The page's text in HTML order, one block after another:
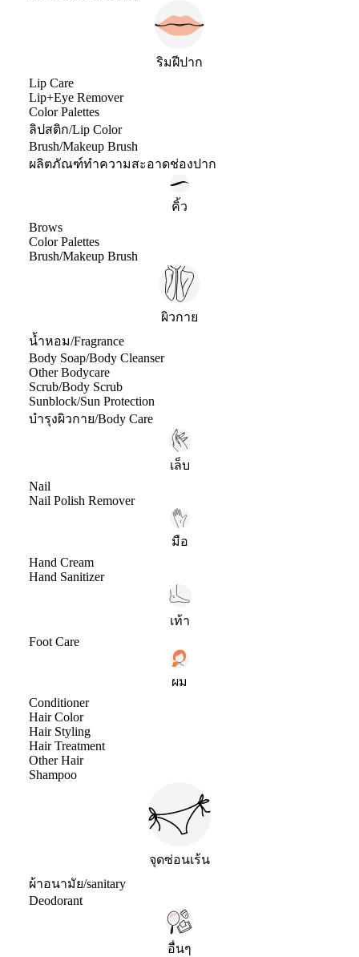
ริมฝีปาก
Lip Care
Lip+Eye Remover
Color Palettes
ลิปสติก/Lip Color
Brush/Makeup Brush
ผลิตภัณฑ์ทำความสะอาดช่องปาก
คิ้ว
Brows
Color Palettes
Brush/Makeup Brush
ผิวกาย
น้ำหอม/Fragrance
Body Soap/Body Cleanser
Other Bodycare
Scrub/Body Scrub
Sunblock/Sun Protection
บำรุงผิวกาย/Body Care
เล็บ
Nail
Nail Polish Remover
มือ
Hand Cream
Hand Sanitizer
เท้า
Foot Care
ผม
Conditioner
Hair Color
Hair Styling
Hair Treatment
Other Hair
Shampoo
จุดซ่อนเร้น
ผ้าอนามัย/sanitary
Deodorant
อื่นๆ